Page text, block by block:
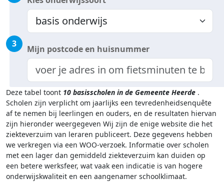
3 Mijn postcode en huisnummer
Deze tabel toont 10 basisscholen in de Gemeente Heerde .
Scholen zijn verplicht om jaarlijks een tevredenheidsenquête
af te nemen bij leerlingen en ouders, en de resultaten hiervan
zijn hieronder weergegeven Wij zijn de enige website die het
ziekteverzuim van leraren publiceert. Deze gegevens hebben
we verkregen via een WOO-verzoek. Informatie over scholen
met een lager dan gemiddeld ziekteverzuim kan duiden op
een betere werksfeer, wat vaak een indicatie is van hogere
onderwijskwaliteit en een aangenamer schoolklimaat.